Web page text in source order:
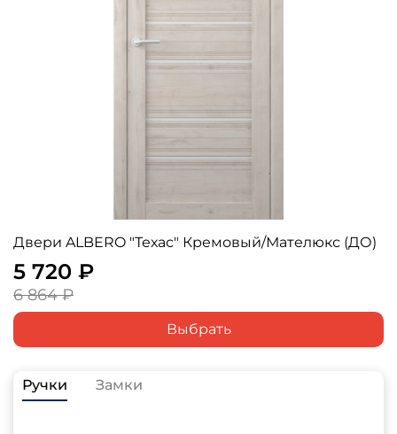
Двери ALBERO "Техас" Кремовый/Мателюкс (ДО)
5 720 ₽
6 864 ₽
Выбрать
Ручки Замки